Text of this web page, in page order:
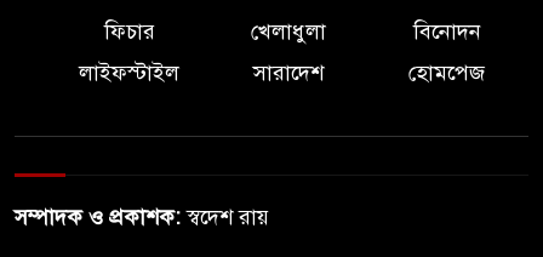
ফিচার খেলাধুলা
বিনোদন
লাইফস্টাইল
সারাদেশ হোমপেজ
সম্পাদক ও প্রকাশক:স্বদেশ রায়